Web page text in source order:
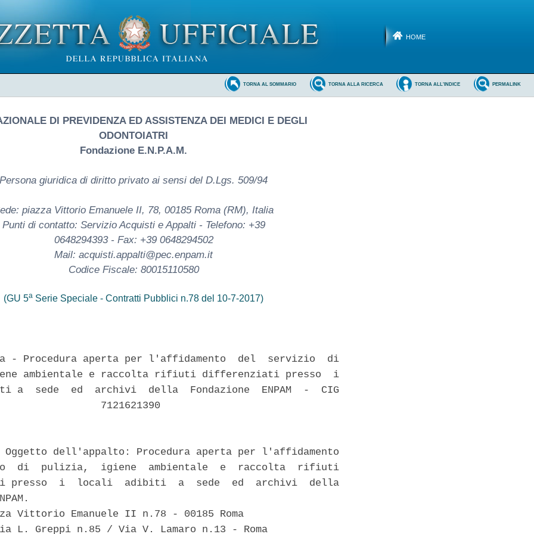
HOME
PERMALINK
TORNA ALL'INDICE
TORNA ALLA RICERCA
TORNA AL SOMMARIO
DI PREVIDENZA ED ASSISTENZA DEI MEDICI E DEGLI
ODONTOIATRI
Fondazione E.N.P.A.M.
Persona giuridica di diritto privato ai sensi del D.Lgs. 509/94
piazza Vittorio Emanuele II, 78, 00185 Roma (RM), Italia
Punti di contatto: Servizio Acquisti e Appalti - Telefono: +39
0648294393 - Fax: +39 0648294502
Mail: acquisti.appalti@pec.enpam.it
Codice Fiscale: 80015110580
(GU 5a Serie Speciale - Contratti Pubblici n.78 del 10-7-2017)